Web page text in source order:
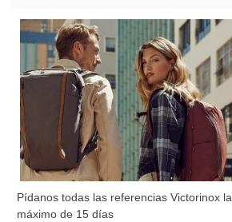
Pídanos todas las referencias Victorinox
máximo de 15 días